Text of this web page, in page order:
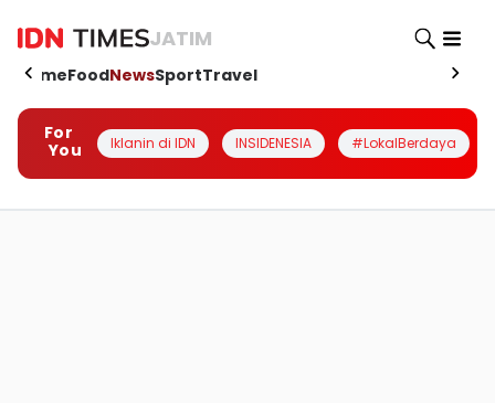
JATIM
HomeFoodNewsSportTravel
For
You
Iklanin di IDN INSIDENESIA #LokalBerdaya